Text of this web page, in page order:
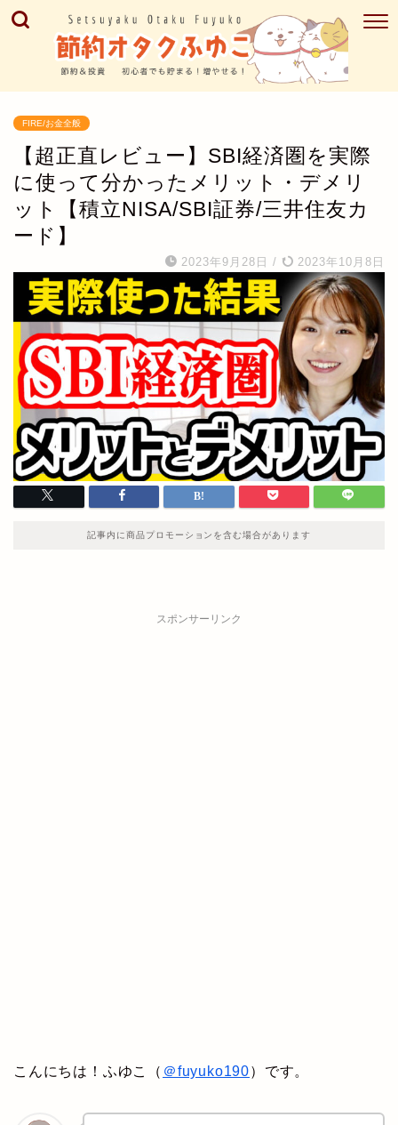
FIRE/お金全般
【超正直レビュー】SBI経済圏を実際
に使って分かったメリット・デメリ
ット【積立NISA/SBI証券/三井住友カ
ード】
2023年9月28日 / 2023年10月8日
記事内に商品プロモーションを含む場合があります
スポンサーリンク
こんにちは！ふゆこ（ ＠fuyuko190）です。